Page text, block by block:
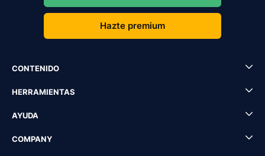
Hazte premium
CONTENIDO
HERRAMIENTAS
AYUDA
COMPANY